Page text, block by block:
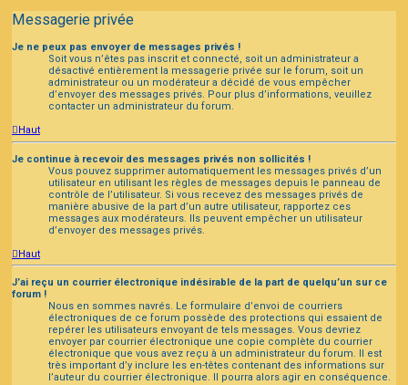
Messagerie privée
Je ne peux pas envoyer de messages privés !
Soit vous n’êtes pas inscrit et connecté, soit un administrateur a
désactivé entièrement la messagerie privée sur le forum, soit un
administrateur ou un modérateur a décidé de vous empêcher
d’envoyer des messages privés. Pour plus d’informations, veuillez
contacter un administrateur du forum.
Haut
Je continue à recevoir des messages privés non sollicités !
Vous pouvez supprimer automatiquement les messages privés d’un
utilisateur en utilisant les règles de messages depuis le panneau de
contrôle de l’utilisateur. Si vous recevez des messages privés de
manière abusive de la part d’un autre utilisateur, rapportez ces
messages aux modérateurs. Ils peuvent empêcher un utilisateur
d’envoyer des messages privés.
Haut
J’ai reçu un courrier électronique indésirable de la part de quelqu’un sur ce
forum !
Nous en sommes navrés. Le formulaire d’envoi de courriers
électroniques de ce forum possède des protections qui essaient de
repérer les utilisateurs envoyant de tels messages. Vous devriez
envoyer par courrier électronique une copie complète du courrier
électronique que vous avez reçu à un administrateur du forum. Il est
très important d’y inclure les en-têtes contenant des informations sur
l’auteur du courrier électronique. Il pourra alors agir en conséquence.